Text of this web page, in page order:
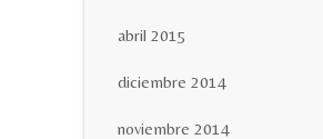
abril 2015
diciembre 2014
noviembre 2014